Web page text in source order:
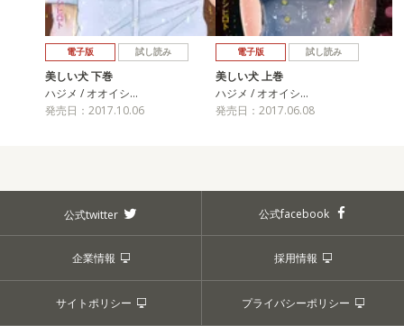
電子版 試し読み
美しい犬 下巻
ハジメ / オオイシ…
発売日：2017.10.06
電子版 試し読み
美しい犬 上巻
ハジメ / オオイシ…
発売日：2017.06.08
公式twitter 公式facebook
企業情報 採用情報
サイトポリシー プライバシーポリシー